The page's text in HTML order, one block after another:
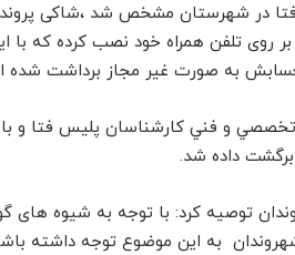
در شهرستان مشخص شد ،شاکی پرونده
بر روی تلفن همراه خود نصب کرده که با
تخصصي و فني کارشناسان پلیس فتا و
داده شد.
توصیه کرد: با توجه به شیوه های
به این موضوع توجه داشته